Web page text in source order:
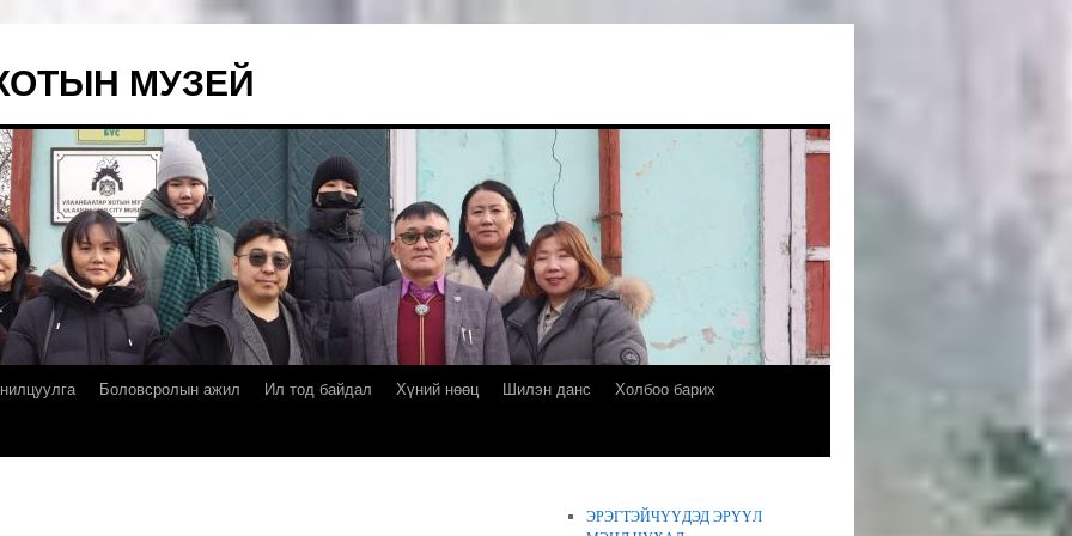
МУЗЕЙ
Боловсролын ажил Ил тод байдал Хүний нөөц Шилэн данс
Холбоо барих
ЭРЭГТЭЙЧҮҮДЭД ЭРҮҮЛ